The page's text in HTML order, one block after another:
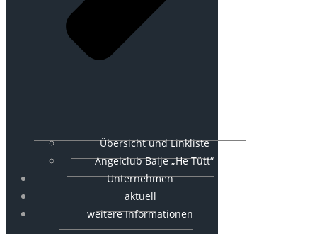
Übersicht und Linkliste
Angelclub Balje „He Tütt“
Unternehmen
aktuell
weitere Informationen